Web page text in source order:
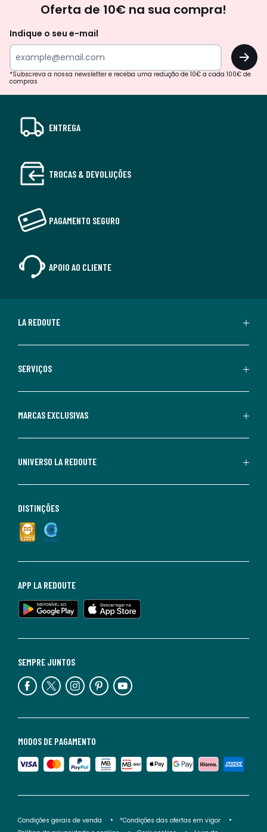
Oferta de 10€ na sua compra!
Indique o seu e-mail
OK
*Subscreva a nossa newsletter e receba uma redução de 10€ a cada 100€ de
compras
ENTREGA
TROCAS & DEVOLUÇÕES
PAGAMENTO SEGURO
APOIO AO CLIENTE
LA REDOUTE
SERVIÇOS
MARCAS EXCLUSIVAS
UNIVERSO LA REDOUTE
MODOS DE PAGAMENTO
SEMPRE JUNTOS
APP LA REDOUTE
DISTINÇÕES
Condições gerais de venda
*Condições das ofertas em vigor